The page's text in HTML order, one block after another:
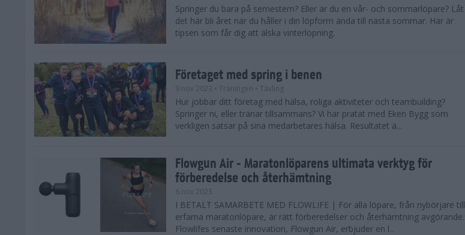
Springer du bara på semestern? Eller är du en vår- och sommarlöpare? Låt
det här bli året när du håller i din löpform ända till nästa sommar. Här är
tipsen som får dig att älska vinterlöpning.
Företaget med spring i benen
9 nov 2023 • Träningen • Tävling
Hur jobbar ditt företag med hälsa, roliga aktiviteter och teambuilding?
Springer ni, eller tränar tillsammans? Vi har pratat med Eken Bygg som
verkligen satsar på sina medarbetares hälsa. Resultatet ä...
Flowgun Air - Maratonlöparens ultimata verktyg för
förberedelse och återhämtning
6 nov 2023
I BETALT SAMARBETE MED FLOWLIFE | För alla löpare, från nybörjare till
erfarna maratonlöpare, är rätt förberedelser och återhämtning avgörande.
Flowlifes senaste innovation, Flowgun Air, erbjuder en l...